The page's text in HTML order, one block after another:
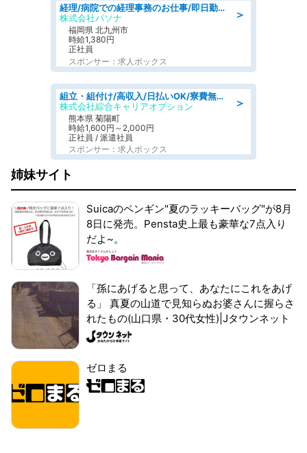
＞
経理/病院での経理事務のお仕事/即日勤務可/車通勤可/経理/一般事務
株式会社パソナ
福岡県 北九州市
時給1,380円
正社員
スポンサー：求人ボックス
＞
組立・組付け/高収入/日払いOK/寮費無料/交替制/20・30・40代活躍中
株式会社綜合キャリアオプション
熊本県 菊陽町
時給1,600円～2,000円
正社員 / 派遣社員
スポンサー：求人ボックス
姉妹サイト
Suicaのペンギン"夏のラッキーバッグ"が8月
8日に発売。Pensta史上最も豪華な7点入り
だよ~。
「孫にあげると思って、あなたにこれをあげ
る」 真夏の山道で見知らぬお婆さんに握らさ
れたもの(山口県・30代女性)|Jタウンネット
ゼロまる